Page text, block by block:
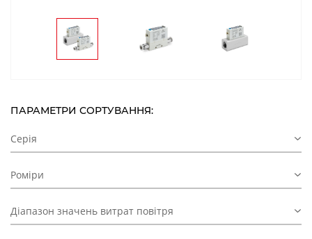
ПАРАМЕТРИ СОРТУВАННЯ:
Серія
Роміри
Діапазон значень витрат повітря